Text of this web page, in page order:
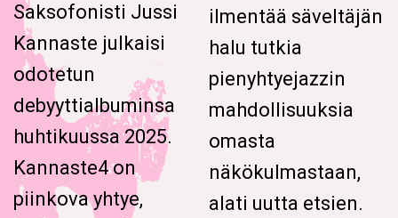
Saksofonisti Jussi
Kannaste julkaisi
odotetun
debyyttialbuminsa
huhtikuussa 2025.
Kannaste4 on
piinkova yhtye,
ilmentää säveltäjän
halu tutkia
pienyhtyejazzin
mahdollisuuksia
omasta
näkökulmastaan,
alati uutta etsien.